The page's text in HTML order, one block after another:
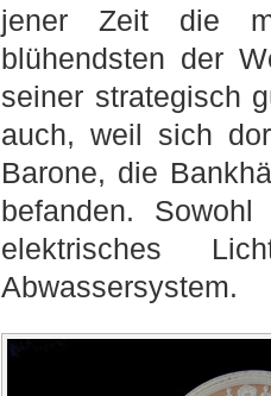
jener Zeit die
blühendsten der
seiner strategisch
auch, weil sich
Barone, die
befanden.
elektrisches
Abwassersystem.